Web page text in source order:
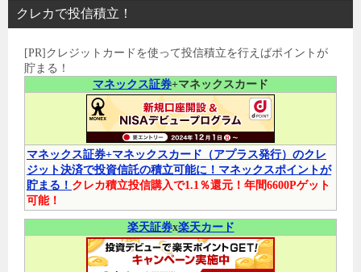
クレカで投信積立！
[PR]クレジットカードを使って投信積立を行えばポイントが
貯まる！
マネックス証券+マネックスカード
マネックス証券+マネックスカード（アプラス発行）のクレ
ジット決済で投資信託の積立可能に！マネックスポイントが
貯まる！ クレカ積立投信購入で1.1％還元！年間6600Pゲット
可能！
楽天証券x楽天カード